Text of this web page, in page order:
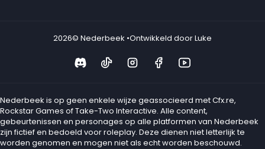
2026© Nederbeek •Ontwikkeld door Luke
Nederbeek is op geen enkele wijze geassocieerd met Cfx.re,
Rockstar Games of Take-Two Interactive. Alle content,
gebeurtenissen en personages op alle platformen van Nederbeek
zijn fictief en bedoeld voor roleplay. Deze dienen niet letterlijk te
worden genomen en mogen niet als echt worden beschouwd.